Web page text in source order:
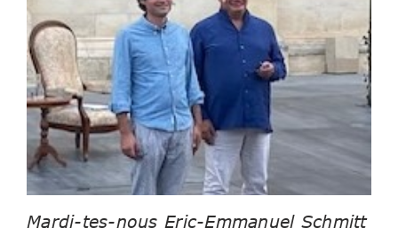
Mardi-tes-nous Eric-Emmanuel Schmitt